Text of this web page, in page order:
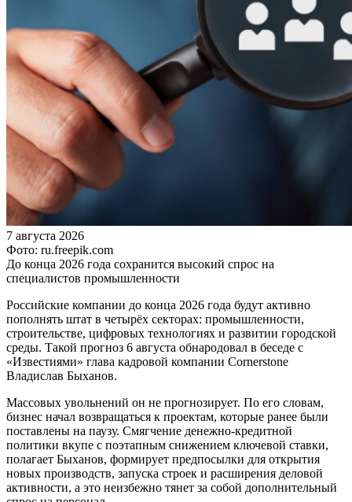
7 августа 2026
Фото: ru.freepik.com
До конца 2026 года сохранится высокий спрос на
специалистов промышленности
Российские компании до конца 2026 года будут активно
пополнять штат в четырёх секторах: промышленности,
строительстве, цифровых технологиях и развитии городской
среды. Такой прогноз 6 августа обнародовал в беседе с
«Известиями» глава кадровой компании Cornerstone
Владислав Быханов.
Массовых увольнений он не прогнозирует. По его словам,
бизнес начал возвращаться к проектам, которые ранее были
поставлены на паузу. Смягчение денежно-кредитной
политики вкупе с поэтапным снижением ключевой ставки,
полагает Быханов, формирует предпосылки для открытия
новых производств, запуска строек и расширения деловой
активности, а это неизбежно тянет за собой дополнительный